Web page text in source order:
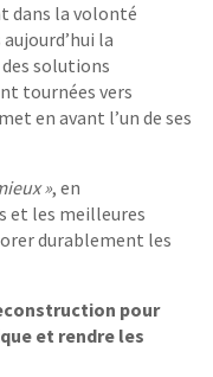
dans la volonté
la
solutions
tournées vers
met en avant l’un de ses
», en
et les meilleures
durablement les
pour
et rendre les